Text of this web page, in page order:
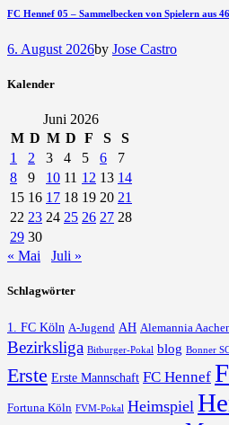
FC Hennef 05 – Sammelbecken von Spielern aus
6. August 2026by Jose Castro
Kalender
Juni 2026
M D M D F S
S
1
2 3 4 5 6
7
8
9 10 11 12 13 14
15 16 17 18 19 20 21
22 23 24 25 26 27 28
29 30
« Mai
Juli »
Schlagwörter
1. FC Köln A-Jugend AH Alemannia
Bezirksliga Bitburger-Pokal blog Bonner
Erste Erste Mannschaft FC Hennef
Fortuna Köln FVM-Pokal Heimspiel